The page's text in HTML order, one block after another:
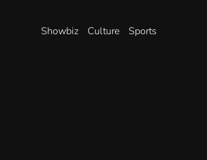
Showbiz Culture Sports